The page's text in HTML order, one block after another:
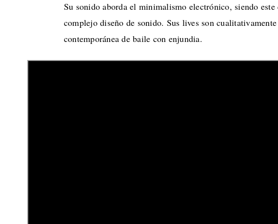
Su sonido aborda el minimalismo electrónico, siendo
complejo diseño de sonido. Sus lives son
contemporánea de baile con enjundia.